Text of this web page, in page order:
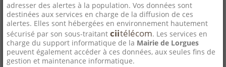
adresser des alertes à la population. Vos données sont
destinées aux services en charge de la diffusion de ces
alertes. Elles sont hébergées en environnement hautement
sécurisé par son sous-traitant ciitélécom. Les services en
charge du support informatique de la Mairie de Lorgues
peuvent également accéder à ces données, aux seules fins de
gestion et maintenance informatique.